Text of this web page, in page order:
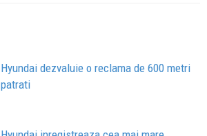
Hyundai dezvaluie o reclama de 600 metri
patrati